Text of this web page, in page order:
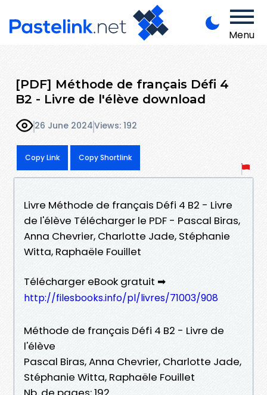
Menu
[PDF] Méthode de français Défi 4
B2 - Livre de l'élève download
26 June 2024Views: 192
Copy Link Copy Shortlink
Livre Méthode de français Défi 4 B2 - Livre
de l'élève Télécharger le PDF - Pascal Biras,
Anna Chevrier, Charlotte Jade, Stéphanie
Witta, Raphaële Fouillet
Télécharger eBook gratuit ➡
http://filesbooks.info/pl/livres/71003/908
Méthode de français Défi 4 B2 - Livre de
l'élève
Pascal Biras, Anna Chevrier, Charlotte Jade,
Stéphanie Witta, Raphaële Fouillet